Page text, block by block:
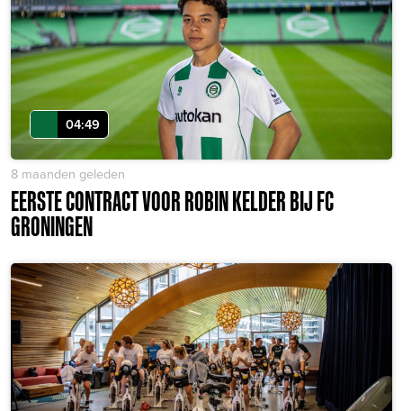
04:49
8 maanden geleden
EERSTE CONTRACT VOOR ROBIN KELDER BIJ FC
GRONINGEN